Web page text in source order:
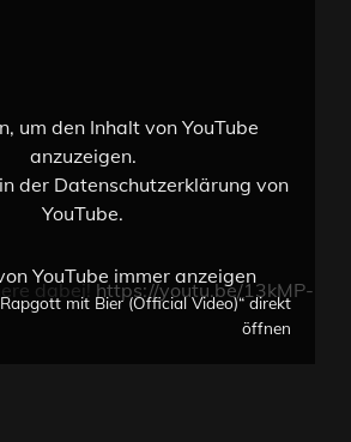
um den Inhalt von YouTube
anzuzeigen.
der Datenschutzerklärung von
YouTube.
YouTube immer anzeigen
mit Bier (Official Video)“ direkt
öffnen
dabei!https://youtu.be/13kMP-